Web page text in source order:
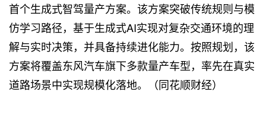
首个生成式智驾量产方案。该方案突破传统规则与模
仿学习路径，基于生成式AI实现对复杂交通环境的理
解与实时决策，并具备持续进化能力。按照规划，该
方案将覆盖东风汽车旗下多款量产车型，率先在真实
道路场景中实现规模化落地。（同花顺财经）